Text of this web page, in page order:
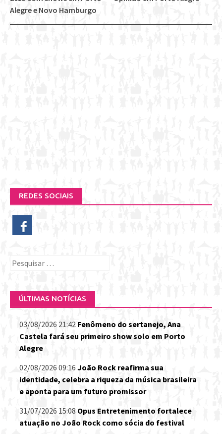
navigation
Alegre e Novo Hamburgo
REDES SOCIAIS
Pesquisar
ÚLTIMAS NOTÍCIAS
03/08/2026 21:42 Fenômeno do sertanejo, Ana
Castela fará seu primeiro show solo em Porto
Alegre
02/08/2026 09:16 João Rock reafirma sua
identidade, celebra a riqueza da música brasileira
e aponta para um futuro promissor
31/07/2026 15:08 Opus Entretenimento fortalece
atuação no João Rock como sócia do festival